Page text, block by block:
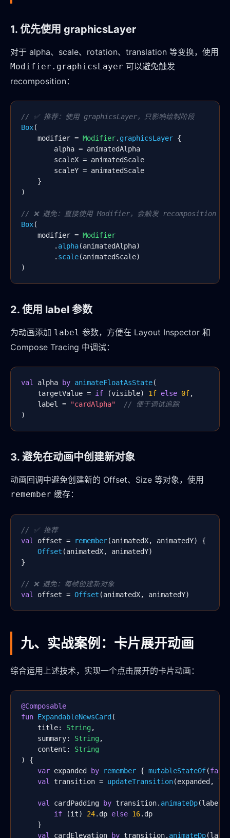
1. 优先使用 graphicsLayer
对于 alpha、scale、rotation、translation 等变换，使用
Modifier.graphicsLayer 可以避免触发
recomposition：
// ✅ 推荐：使用 graphicsLayer，只影响绘制阶段
Box(
    modifier =
Modifier. graphicsLayer {
        alpha = animatedAlpha
        scaleX = animatedScale
        scaleY = animatedScale
    }
)
// ❌ 避免：直接使用 Modifier，会触发 recomposition
Box(
    modifier =
Modifier
        .
alpha(animatedAlpha)
        .
scale(animatedScale)
)
2. 使用 label 参数
为动画添加 label 参数，方便在 Layout Inspector 和
Compose Tracing 中调试：
val alpha by animateFloatAsState(
    targetValue =
if (visible) 1f else 0f,
    label =
"cardAlpha"
// 便于调试追踪
)
3. 避免在动画中创建新对象
动画回调中避免创建新的 Offset、Size 等对象，使用
remember 缓存：
// ✅ 推荐
val
offset = remember(animatedX, animatedY) {
Offset (animatedX, animatedY)
}
// ❌ 避免：每帧创建新对象
val
offset = Offset (animatedX, animatedY)
九、实战案例：卡片展开动画
综合运用上述技术，实现一个点击展开的卡片动画：
@Composable
fun ExpandableNewsCard (
    title:
String,
    summary:
String,
    content:
String
) {
var expanded by remember { mutableStateOf(false
val
transition = updateTransition(expanded,
val cardPadding by transition. animateDp(label
if (it) 24.dp else 16.dp
    }
val
cardElevation by transition. animateDp